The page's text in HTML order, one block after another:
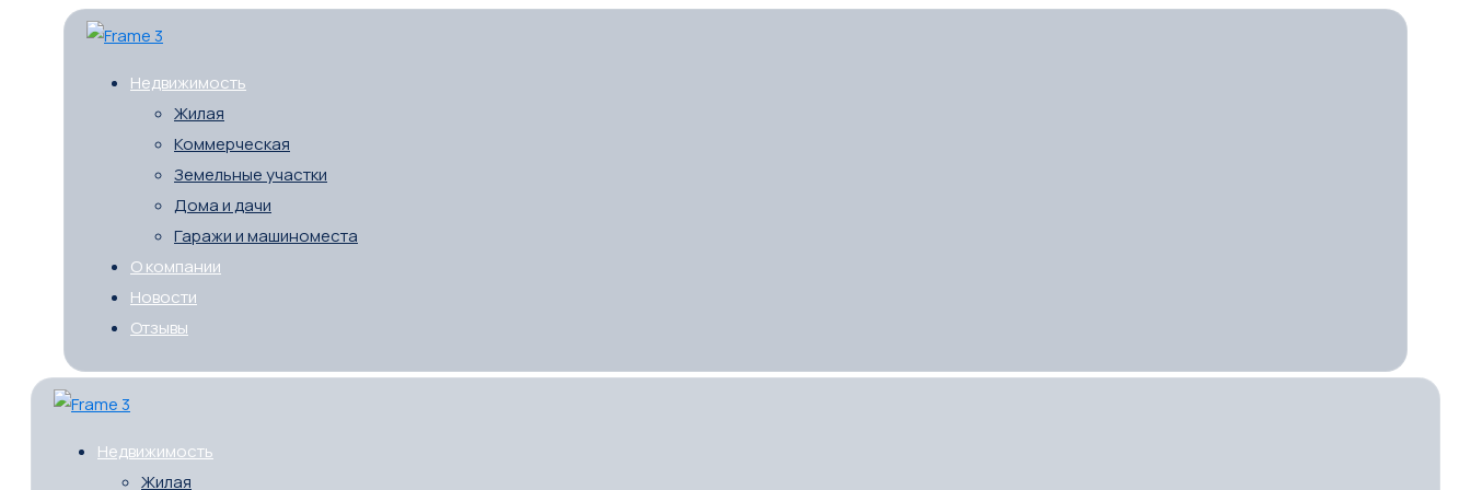
Недвижимость
Жилая
Коммерческая
Земельные участки
Дома и дачи
Гаражи и машиноместа
О компании
Новости
Отзывы
Недвижимость
Жилая